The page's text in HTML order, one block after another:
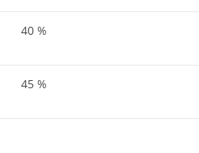
40 %
45 %